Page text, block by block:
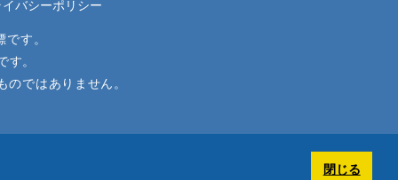
閉じる
バシーポリシー
す。
す。
のではありません。